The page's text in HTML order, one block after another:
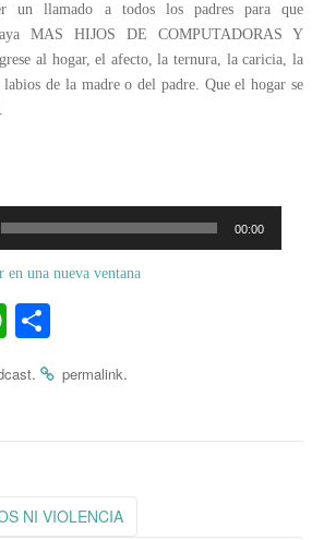
un llamado a todos los padres para que
MAS HIJOS DE COMPUTADORAS Y
al hogar, el afecto, la ternura, la caricia, la
labios de la madre o del padre. Que el hogar se
audio
00:00
en una nueva ventana
W
ts m
. permalink.
NI VIOLENCIA